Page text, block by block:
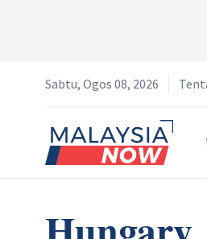
Sabtu, Ogos 08, 2026
Home